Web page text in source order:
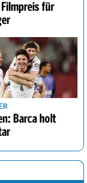
für
Barca holt